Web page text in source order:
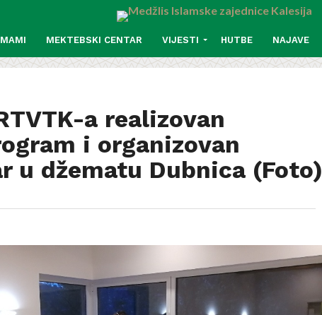
MEKTEBSKI CENTAR VIJESTI HUTBE NAJAVE
a realizovan
i organizovan
u džematu Dubnica (Foto)